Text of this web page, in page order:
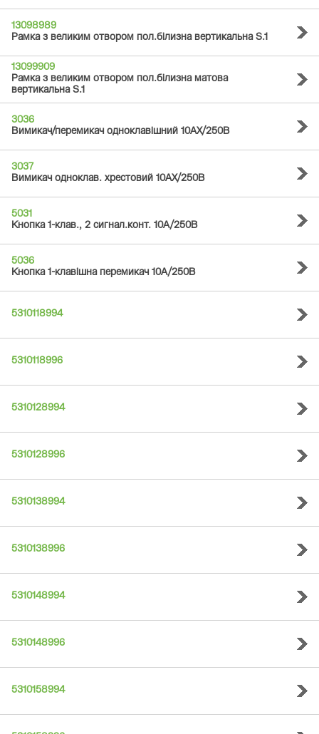
13098989
Рамка з великим отвором пол.білизна вертикальна S.1
13099909
Рамка з великим отвором пол.білизна матова
вертикальна S.1
3036
Вимикач/перемикач одноклавішний 10АХ/250В
3037
Вимикач одноклав. хрестовий 10АХ/250В
5031
Кнопка 1-клав., 2 сигнал.конт. 10А/250В
5036
Кнопка 1-клавішна перемикач 10А/250В
5310118994
5310118996
5310128994
5310128996
5310138994
5310138996
5310148994
5310148996
5310158994